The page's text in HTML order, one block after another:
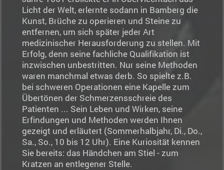
Licht der Welt, erlernte sodann in Bamberg die
Kunst, Brüche zu operieren und Steine zu
entfernen, um sich später jeder Art
medizinischer Herausforderung zu stellen. Mit
Erfolg, denn seine fachliche Qualifikation ist
inzwischen unbestritten. Nur seine Methoden
waren manchmal etwas derb. So spielte z.B.
bei schweren Operationen eine Kapelle zum
Übertönen der Schmerzensschreie des
Patienten ... Sein Leben und Wirken, seine
Erfindungen und Methoden werden Ihnen
gezeigt und erläutert (Sommerhalbjahr, Di., Do.,
Sa., So., 10 bis 12 Uhr). Eine Kuriosität kennen
Sie bereits: das Händchen am Stiel - zum
Kratzen an entlegener Stelle.